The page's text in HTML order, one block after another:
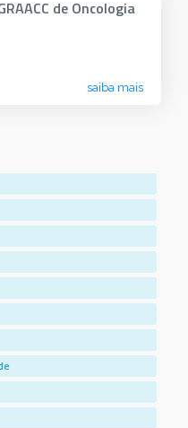
de Oncologia
saiba mais